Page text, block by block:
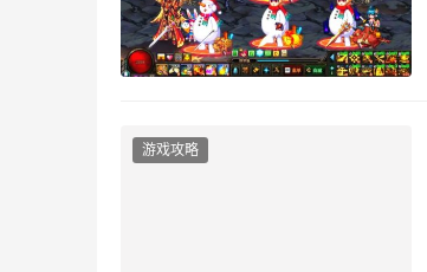
游戏攻略